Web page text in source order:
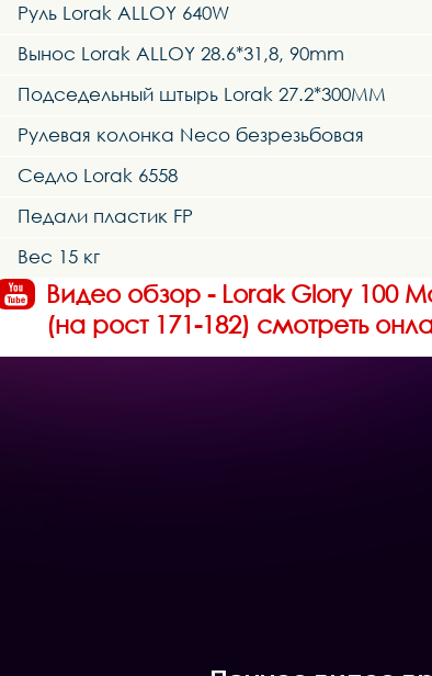
Руль Lorak ALLOY 640W
Вынос Lorak ALLOY 28.6*31,8, 90mm
Подседельный штырь Lorak 27.2*300MM
Рулевая колонка Neco безрезьбовая
Седло Lorak 6558
Педали пластик FP
Вес 15 кг
Видео обзор - Lorak Glory 100
(на рост 171-182) смотреть